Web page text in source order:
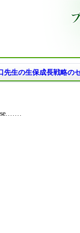
先生の生保成長戦略の